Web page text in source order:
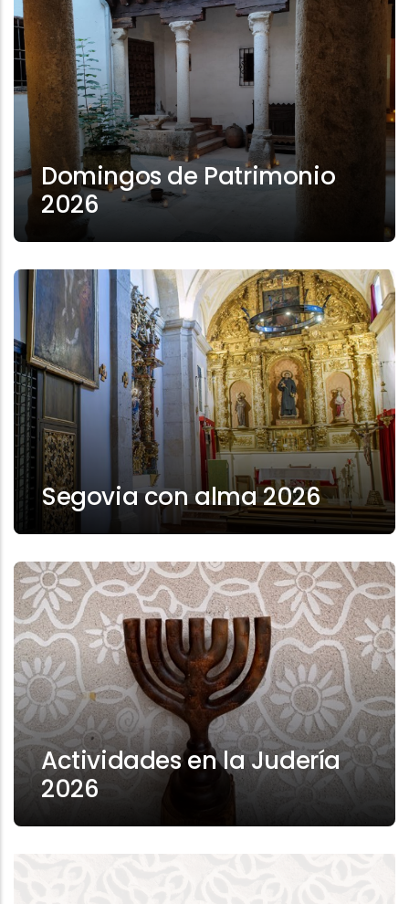
Domingos de Patrimonio
2026
Segovia con alma 2026
Actividades en la Judería
2026